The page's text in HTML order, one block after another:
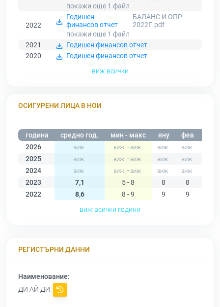
покажи още 1 файл
2022
Годишен
финансов отчет
БАЛАНС И ОПР
2022Г.pdf
покажи още 1 файл
2021
Годишен финансов отчет
2020
Годишен финансов отчет
виж всички
ОСИГУРЕНИ ЛИЦА В НОИ
година средно год. мин - макс яну фев
2026
-
2025
-
2024
-
2023
7,1 5 - 8 8 8
2022
8,6 8 - 9 9 9
виж всички години
РЕГИСТЪРНИ ДАННИ
Наименование:
ДИ АЙ ДИ